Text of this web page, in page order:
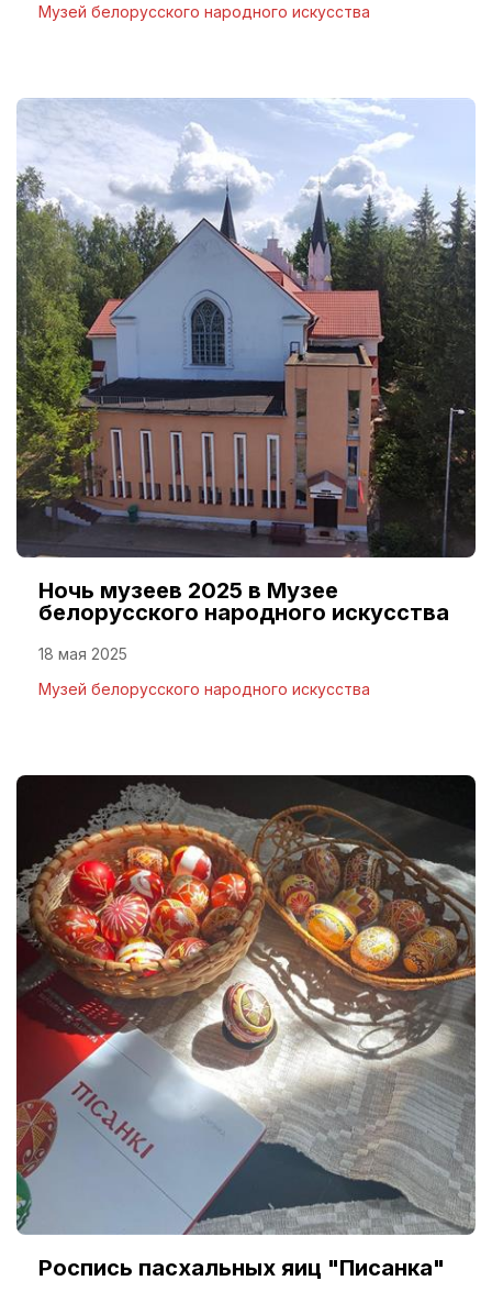
Музей белорусского народного искусства
Ночь музеев 2025 в Музее
белорусского народного искусства
18 мая 2025
Музей белорусского народного искусства
Роспись пасхальных яиц "Писанка"